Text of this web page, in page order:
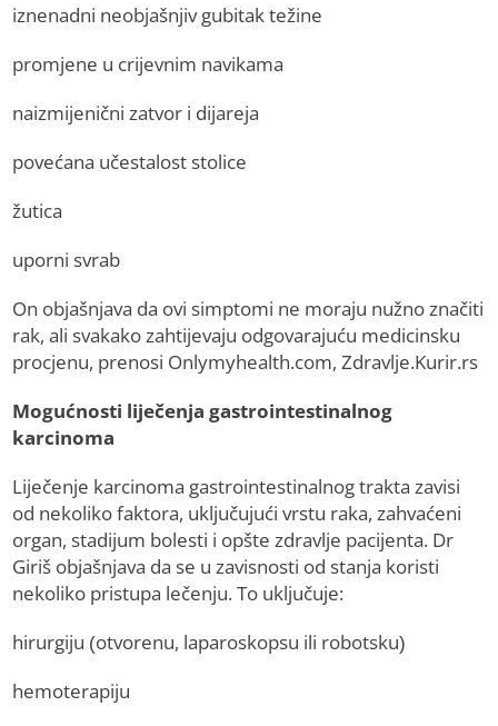
iznenadni neobjašnjiv gubitak težine
promjene u crijevnim navikama
naizmijenični zatvor i dijareja
povećana učestalost stolice
žutica
uporni svrab
On objašnjava da ovi simptomi ne moraju nužno značiti
rak, ali svakako zahtijevaju odgovarajuću medicinsku
procjenu, prenosi Onlymyhealth.com, Zdravlje.Kurir.rs
Mogućnosti liječenja gastrointestinalnog
karcinoma
Liječenje karcinoma gastrointestinalnog trakta zavisi
od nekoliko faktora, uključujući vrstu raka, zahvaćeni
organ, stadijum bolesti i opšte zdravlje pacijenta. Dr
Giriš objašnjava da se u zavisnosti od stanja koristi
nekoliko pristupa lečenju. To uključuje:
hirurgiju (otvorenu, laparoskopsu ili robotsku)
hemoterapiju